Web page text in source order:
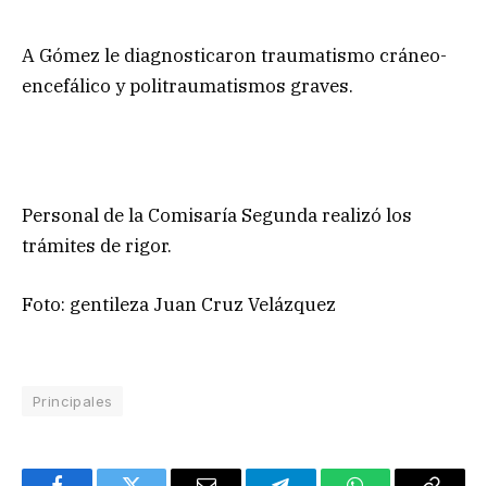
A Gómez le diagnosticaron traumatismo cráneo-
encefálico y politraumatismos graves.
Personal de la Comisaría Segunda realizó los
trámites de rigor.
Foto: gentileza Juan Cruz Velázquez
Principales